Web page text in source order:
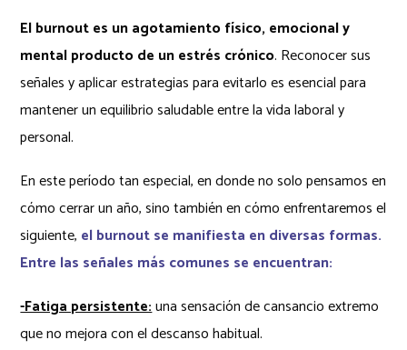
El burnout es un agotamiento físico, emocional y
mental producto de un estrés crónico. Reconocer sus
señales y aplicar estrategias para evitarlo es esencial para
mantener un equilibrio saludable entre la vida laboral y
personal.
En este período tan especial, en donde no solo pensamos en
cómo cerrar un año, sino también en cómo enfrentaremos el
siguiente, el burnout se manifiesta en diversas formas.
Entre las señales más comunes se encuentran:
-Fatiga persistente:una sensación de cansancio extremo
que no mejora con el descanso habitual.